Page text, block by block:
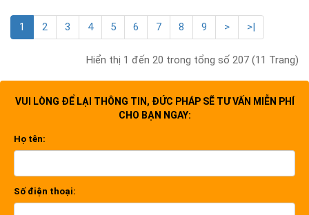
1 2 3 4 5 6 7 8 9 > >|
Hiển thị 1 đến 20 trong tổng số 207 (11 Trang)
VUI LÒNG ĐỂ LẠI THÔNG TIN, ĐỨC PHÁP SẼ TƯ VẤN MIỄN PHÍ
CHO BẠN NGAY:
Họ tên:
Số điện thoại: